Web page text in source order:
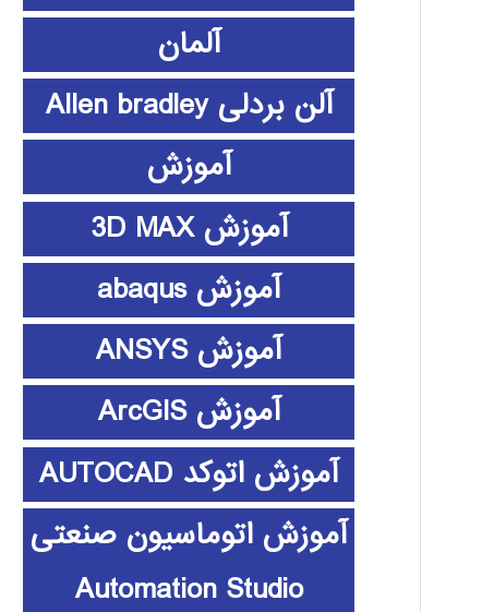
آلمان
آلن بردلی Allen bradley
آموزش
آموزش 3D MAX
آموزش abaqus
آموزش ANSYS
آموزش ArcGIS
آموزش اتوکد AUTOCAD
آموزش اتوماسیون صنعتی
Automation Studio